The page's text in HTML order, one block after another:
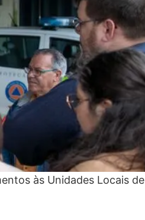
às Unidades Locais de